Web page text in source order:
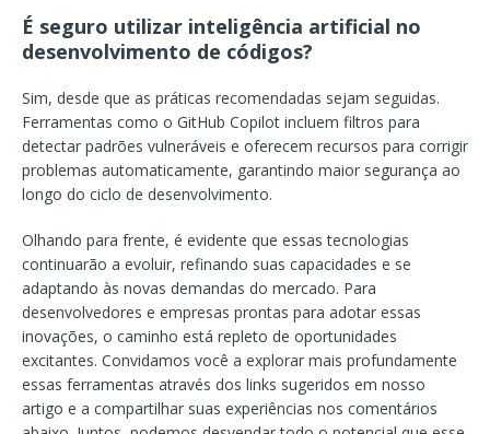
É seguro utilizar inteligência artificial no
desenvolvimento de códigos?
Sim, desde que as práticas recomendadas sejam seguidas.
Ferramentas como o GitHub Copilot incluem filtros para
detectar padrões vulneráveis e oferecem recursos para corrigir
problemas automaticamente, garantindo maior segurança ao
longo do ciclo de desenvolvimento.
Olhando para frente, é evidente que essas tecnologias
continuarão a evoluir, refinando suas capacidades e se
adaptando às novas demandas do mercado. Para
desenvolvedores e empresas prontas para adotar essas
inovações, o caminho está repleto de oportunidades
excitantes. Convidamos você a explorar mais profundamente
essas ferramentas através dos links sugeridos em nosso
artigo e a compartilhar suas experiências nos comentários